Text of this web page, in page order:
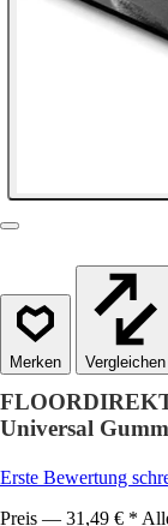
Vergleichen
Universal
Erste Bewertung
Preis — 31,49 € *